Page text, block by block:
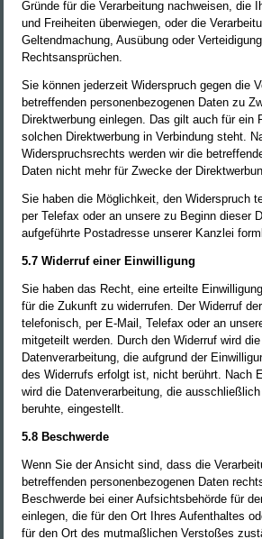
Gründe für die Verarbeitung nachweisen, die
und Freiheiten überwiegen, oder die
Geltendmachung, Ausübung oder
Rechtsansprüchen.
Sie können jederzeit Widerspruch gegen die
betreffenden personenbezogenen Daten zu
Direktwerbung einlegen. Das gilt auch für ein
solchen Direktwerbung in Verbindung steht.
Widerspruchsrechts werden wir die
Daten nicht mehr für Zwecke der
Sie haben die Möglichkeit, den Widerspruch
per Telefax oder an unsere zu Beginn dieser
aufgeführte Postadresse unserer Kanzlei
5.7 Widerruf einer Einwilligung
Sie haben das Recht, eine erteilte
für die Zukunft zu widerrufen. Der Widerruf
telefonisch, per E-Mail, Telefax oder an
mitgeteilt werden. Durch den Widerruf wird
Datenverarbeitung, die aufgrund der
des Widerrufs erfolgt ist, nicht berührt. Nach
wird die Datenverarbeitung, die
beruhte, eingestellt.
5.8 Beschwerde
Wenn Sie der Ansicht sind, dass die
betreffenden personenbezogenen Daten
Beschwerde bei einer Aufsichtsbehörde für
einlegen, die für den Ort Ihres Aufenthaltes
für den Ort des mutmaßlichen Verstoßes